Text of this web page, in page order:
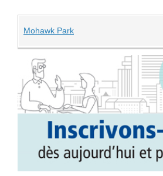
Mohawk Park(Liens externes)